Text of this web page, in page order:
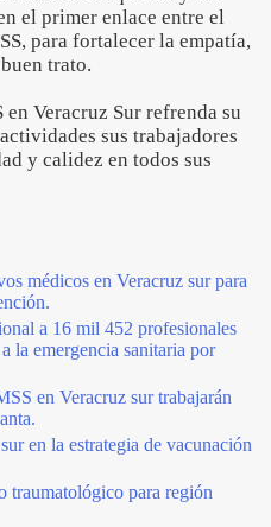
el primer enlace entre el
para fortalecer la empatía,
trato.
Veracruz Sur refrenda su
sus trabajadores
y calidez en todos sus
médicos en Veracruz sur para
a 16 mil 452 profesionales
la emergencia sanitaria por
en Veracruz sur trabajarán
en la estrategia de vacunación
traumatológico para región